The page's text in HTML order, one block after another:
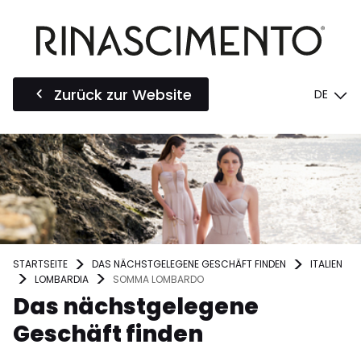
Zurück zur Website DE
STARTSEITE DAS NÄCHSTGELEGENE GESCHÄFT FINDEN
ITALIEN
LOMBARDIA
SOMMA LOMBARDO
Das nächstgelegene
Geschäft finden